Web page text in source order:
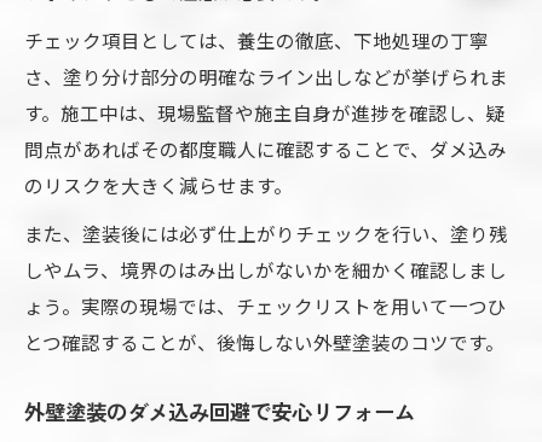
チェック項目としては、養生の徹底、下地処理の丁寧
さ、塗り分け部分の明確なライン出しなどが挙げられま
す。施工中は、現場監督や施主自身が進捗を確認し、疑
問点があればその都度職人に確認することで、ダメ込み
のリスクを大きく減らせます。
また、塗装後には必ず仕上がりチェックを行い、塗り残
しやムラ、境界のはみ出しがないかを細かく確認しまし
ょう。実際の現場では、チェックリストを用いて一つひ
とつ確認することが、後悔しない外壁塗装のコツです。
外壁塗装のダメ込み回避で安心リフォーム